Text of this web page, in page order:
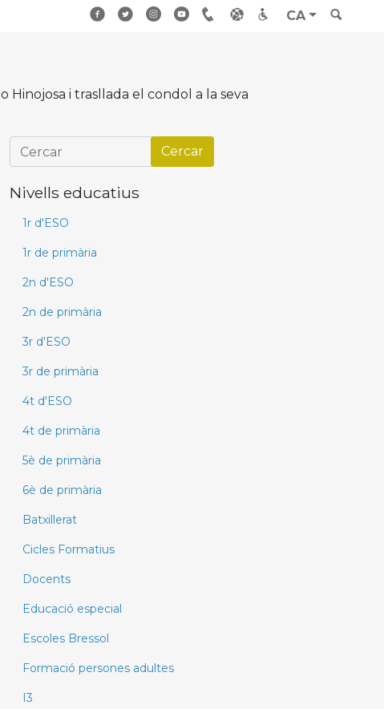
CA
i trasllada el condol a la seva
Nivells educatius
1r d'ESO
1r de primària
2n d'ESO
2n de primària
3r d'ESO
3r de primària
4t d'ESO
4t de primària
5è de primària
6è de primària
Batxillerat
Cicles Formatius
Docents
Educació especial
Escoles Bressol
Formació persones adultes
I3